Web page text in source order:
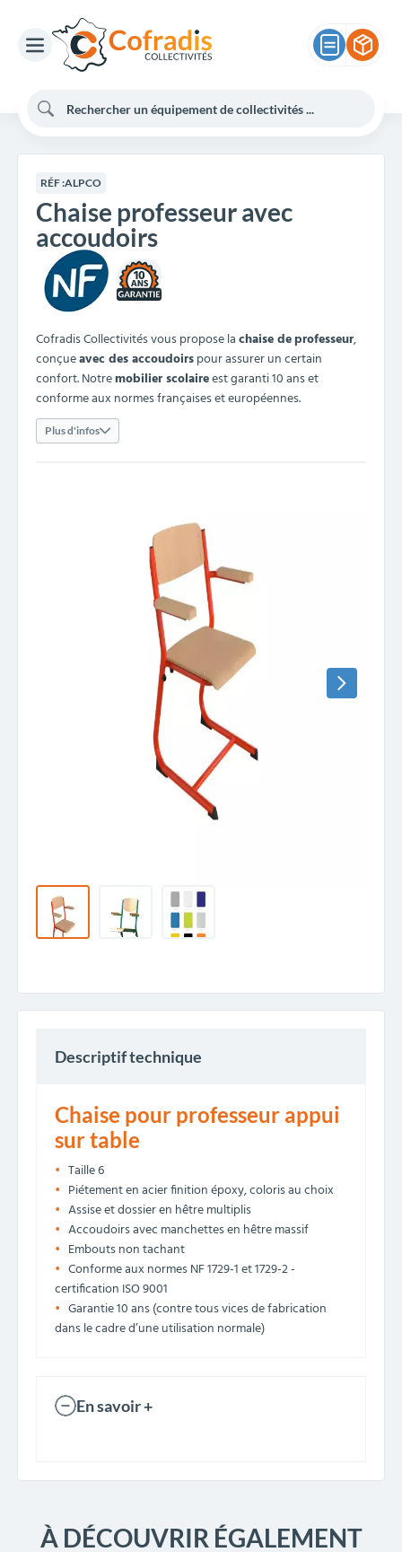
RÉF :ALPCO
Chaise professeur avec
accoudoirs
10
Cofradis Collectivités vous propose lachaise deprofesseur,
conçueavec des accoudoirspour assurer un certain
confort. Notremobilier scolaireest garanti 10 ans et
conforme aux normes françaises et européennes.
Plus d'infos
Descriptif technique
Chaise pour professeur appui
sur table
Taille 6
Piétement en acier finition époxy, coloris au choix
Assise et dossier en hêtre multiplis
Accoudoirs avec manchettes en hêtre massif
Embouts non tachant
Conforme aux normes NF 1729-1 et 1729-2 -
certification ISO 9001
Garantie 10 ans (contre tous vices de fabrication
dans le cadre d’une utilisation normale)
En savoir +
À DÉCOUVRIR ÉGALEMENT